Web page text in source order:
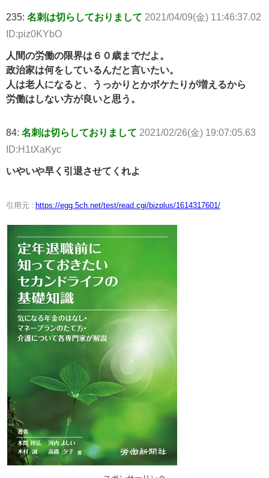
235: 名刺は切らしておりまして 2021/04/09(金) 11:46:37.02
ID:piz0KYbO
人間の労働の限界は６０歳までだよ。
政治家は何をしているんだと言いたい。
人は老人になると、うっかりとかボケたりが増えるから
労働はしない方が良いと思う。
84: 名刺は切らしておりまして 2021/02/26(金) 19:07:05.63
ID:H1tXaKyc
いやいや早く引退させてくれよ
引用元 : https://egg.5ch.net/test/read.cgi/bizplus/1614317601/